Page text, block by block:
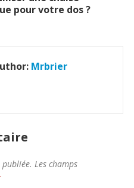
pour votre dos ?
Mrbrier
Les champs